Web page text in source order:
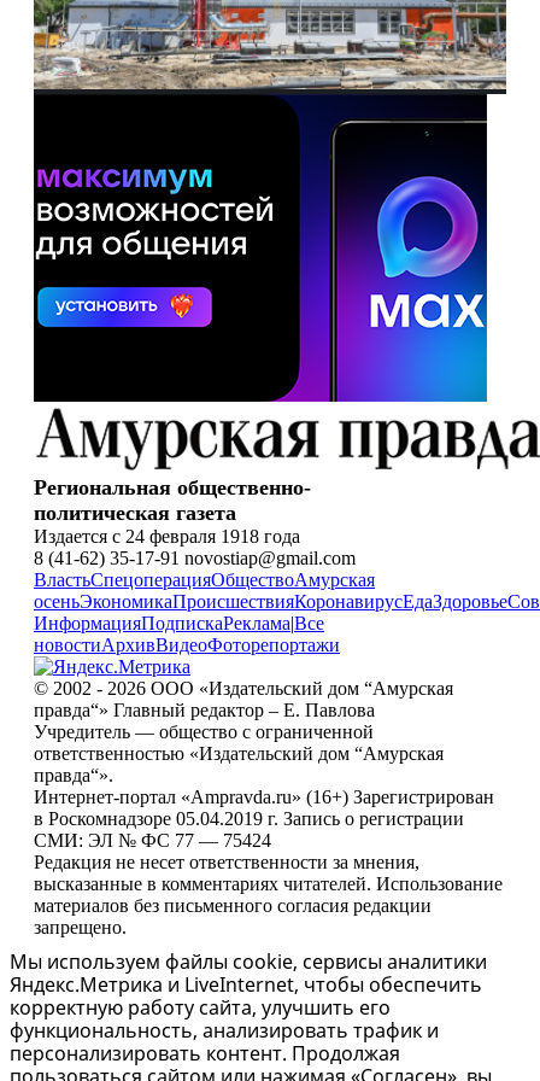
Региональная общественно-
политическая газета
Издается с 24 февраля 1918 года
8 (41-62) 35-17-91 novostiap@gmail.com
ВластьСпецоперацияОбществоАмурская
осеньЭкономикаПроисшествияКоронавирусЕдаЗдоровье
ИнформацияПодпискаРеклама|Все
новостиАрхивВидеоФоторепортажи
© 2002 - 2026 ООО «Издательский дом “Амурская
правда“» Главный редактор – Е. Павлова
Учредитель — общество с ограниченной
ответственностью «Издательский дом “Амурская
правда“».
Интернет-портал «Ampravda.ru» (16+) Зарегистрирован
в Роскомнадзоре 05.04.2019 г. Запись о регистрации
СМИ: ЭЛ № ФС 77 — 75424
Редакция не несет ответственности за мнения,
высказанные в комментариях читателей. Использование
материалов без письменного согласия редакции
запрещено.
Мы используем файлы cookie, сервисы аналитики
Яндекс.Метрика и LiveInternet, чтобы обеспечить
корректную работу сайта, улучшить его
функциональность, анализировать трафик и
персонализировать контент. Продолжая